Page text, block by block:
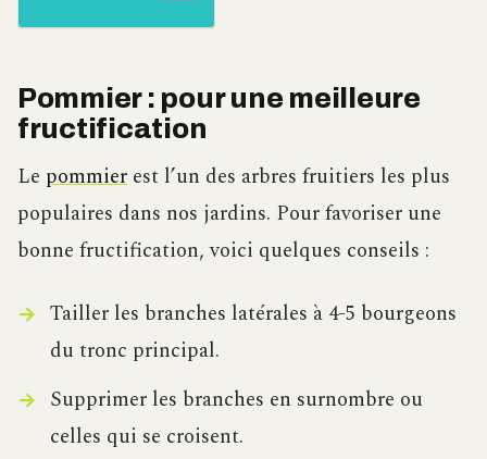
Pommier : pour une meilleure
fructification
Le pommier est l’un des arbres fruitiers les plus
populaires dans nos jardins. Pour favoriser une
bonne fructification, voici quelques conseils :
Tailler les branches latérales à 4-5 bourgeons
du tronc principal.
Supprimer les branches en surnombre ou
celles qui se croisent.